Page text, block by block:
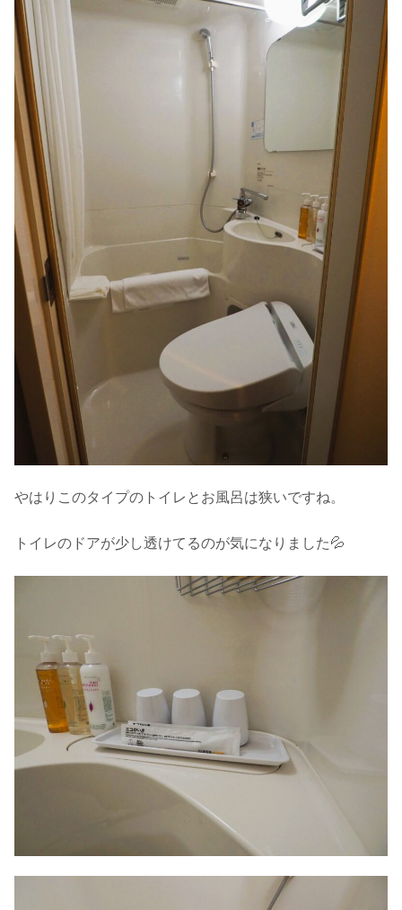
やはりこのタイプのトイレとお風呂は狭いですね。
トイレのドアが少し透けてるのが気になりました💦